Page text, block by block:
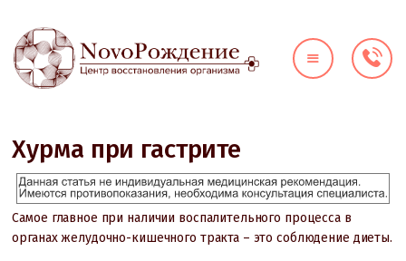
НАПРАВЛЕНИЯ
ЦЕНЫ
ВРАЧИ
АКЦИИ
КОНТАКТЫ
Хурма при гастрите
Самое главное при наличии воспалительного процесса в
органах желудочно-кишечного тракта – это соблюдение диеты.